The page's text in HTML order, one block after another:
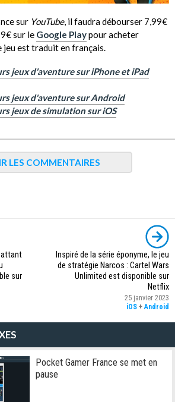
sur YouTube, il faudra débourser 7,99€
sur le Google Playpour acheter
jeu est traduit en français.
jeux d'aventure sur iPhone et iPad
jeux d'aventure sur Android
jeux de simulation sur iOS
LES COMMENTAIRES
sur
Inspiré de la série éponyme, le jeu
de stratégie Narcos : Cartel Wars
Unlimited est disponible sur
Netflix
25 janvier 2023
iOS +Android
Pocket Gamer France se met en
pause